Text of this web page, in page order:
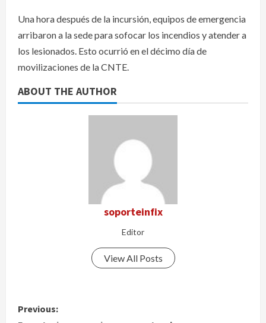
Una hora después de la incursión, equipos de emergencia
arribaron a la sede para sofocar los incendios y atender a
los lesionados. Esto ocurrió en el décimo día de
movilizaciones de la CNTE.
ABOUT THE AUTHOR
soporteinfix
Editor
View All Posts
P
Previous: